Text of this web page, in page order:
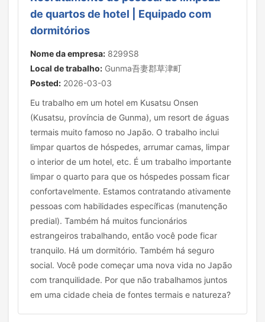
de quartos de hotel | Equipado com
dormitórios
Nome da empresa: 8299S8
Local de trabalho: Gunma吾妻郡草津町
Posted: 2026-03-03
Eu trabalho em um hotel em Kusatsu Onsen
(Kusatsu, província de Gunma), um resort de águas
termais muito famoso no Japão. O trabalho inclui
limpar quartos de hóspedes, arrumar camas, limpar
o interior de um hotel, etc. É um trabalho importante
limpar o quarto para que os hóspedes possam ficar
confortavelmente. Estamos contratando ativamente
pessoas com habilidades específicas (manutenção
predial). Também há muitos funcionários
estrangeiros trabalhando, então você pode ficar
tranquilo. Há um dormitório. Também há seguro
social. Você pode começar uma nova vida no Japão
com tranquilidade. Por que não trabalhamos juntos
em uma cidade cheia de fontes termais e natureza?